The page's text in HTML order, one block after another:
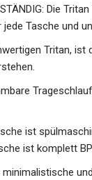
Die
Tasche und
Tritan,
ist
ist komplett
minimalistische